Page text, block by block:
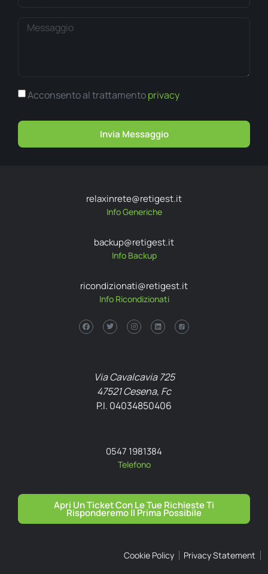
relaxinrete@retigest.it
Info Generiche
backup@retigest.it
Info Backup
ricondizionati@retigest.it
Info Ricondizionati
Via Cavalcavia 725
47521 Cesena, Fc
P.I. 04034850406
0547 1981384
Telefono
Apri Un Ticket Con Le Tue Richieste Ti
Risponderemo Il Prima Possibile
Acconsento al trattamentoprivacy
Invia Messaggio
Cookie Policy Privacy Statement